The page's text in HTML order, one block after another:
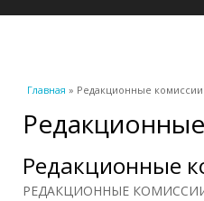
Вы здесь
Главная » Редакционные комиссии
Редакционные
РЕДАКЦИОННЫЕ КОМИССИИ